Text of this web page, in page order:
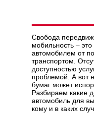
Свобода
мобильность –
автомобилем от
транспортом.
доступностью
проблемой. А вот
бумаг может
Разбираем какие
автомобиль для
кому и в каких